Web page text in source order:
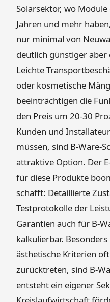
Solarsektor, wo
Jahren und mehr
nur minimal von
deutlich günstiger
Leichte
oder kosmetische
beeinträchtigen die
den Preis um 20-30
Kunden und
müssen, sind B-Ware-
attraktive Option. Der
für diese Produkte
schafft: Detaillierte
Testprotokolle der
Garantien auch für B-
kalkulierbar.
ästhetische Kriterien
zurücktreten, sind B-
entsteht ein eigener